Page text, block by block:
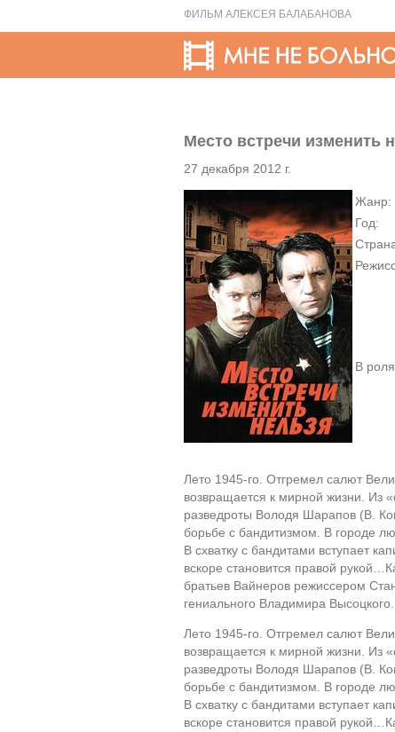
ФИЛЬМ АЛЕКСЕЯ БАЛАБАНОВА
Место встречи изменить
27 декабря 2012 г.
Жанр:
Год:
В
Лето 1945-го. Отгремел салют
возвращается к мирной жизни. Из
разведроты Володя Шарапов (В.
борьбе с бандитизмом. В городе
В схватку с бандитами вступает
вскоре становится правой
братьев Вайнеров режиссером
гениального Владимира
Лето 1945-го. Отгремел салют
возвращается к мирной жизни. Из
разведроты Володя Шарапов (В.
борьбе с бандитизмом. В городе
В схватку с бандитами вступает
вскоре становится правой